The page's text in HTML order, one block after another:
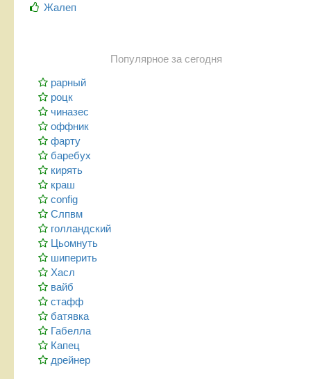
Жалеп
Популярное за сегодня
рарный
роцк
чиназес
оффник
фарту
баребух
кирять
краш
config
Слпвм
голландский
Цьомнуть
шиперить
Хасл
вайб
стафф
батявка
Габелла
Капец
дрейнер